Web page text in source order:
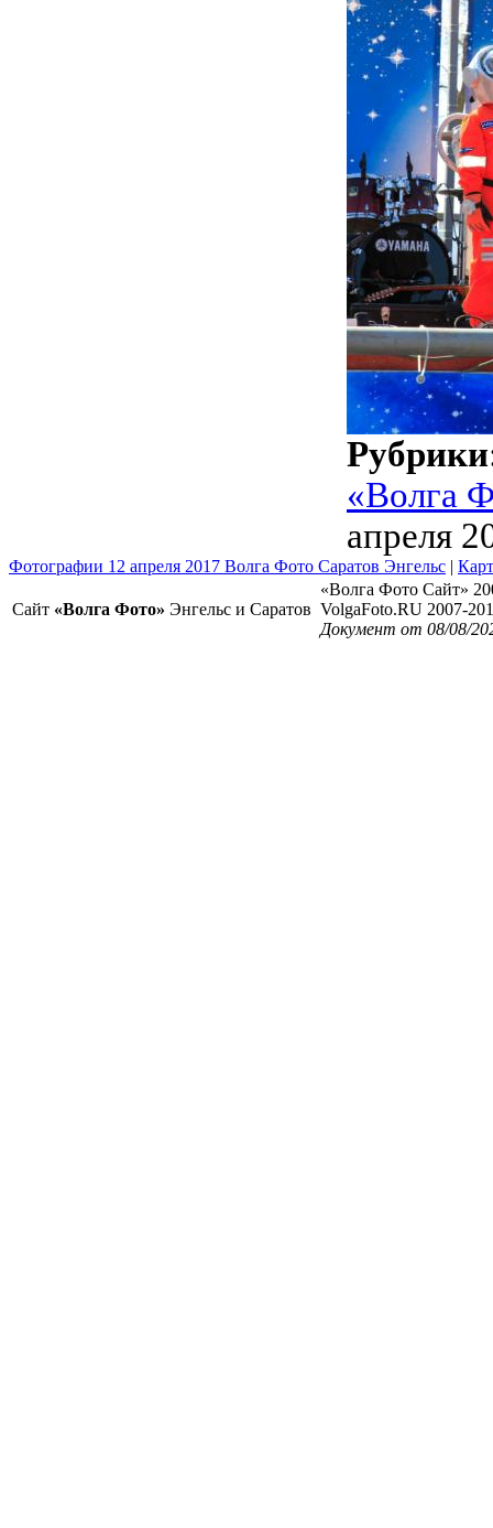
Рубрики
«Волга
апреля
Фотографии 12 апреля 2017 Волга Фото Саратов Энгельс |
Сайт «Волга Фото» Энгельс и Саратов
«Волга Фото Сайт»
VolgaFoto.RU 2007-
Документ от 08/08/